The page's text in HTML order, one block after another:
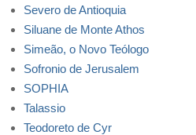
Severo de Antioquia
Siluane de Monte Athos
Simeão, o Novo Teólogo
Sofronio de Jerusalem
SOPHIA
Talassio
Teodoreto de Cyr